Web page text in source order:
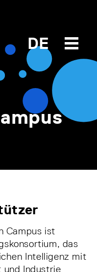
DE
Campus ist
das
Intelligenz mit
und Industrie